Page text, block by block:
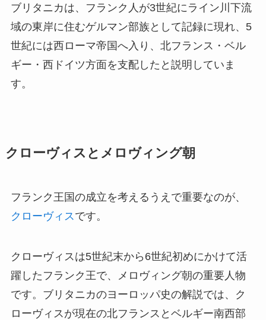
ブリタニカは、フランク人が3世紀にライン川下流
域の東岸に住むゲルマン部族として記録に現れ、5
世紀には西ローマ帝国へ入り、北フランス・ベル
ギー・西ドイツ方面を支配したと説明していま
す。
クローヴィスとメロヴィング朝
フランク王国の成立を考えるうえで重要なのが、
クローヴィス です。
クローヴィスは5世紀末から6世紀初めにかけて活
躍したフランク王で、メロヴィング朝の重要人物
です。ブリタニカのヨーロッパ史の解説では、ク
ローヴィスが現在の北フランスとベルギー南西部